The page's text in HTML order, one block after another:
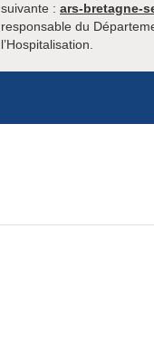
suivante : ars-bretagne-
responsable du
l’Hospitalisation.